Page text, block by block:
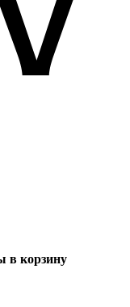
в корзину